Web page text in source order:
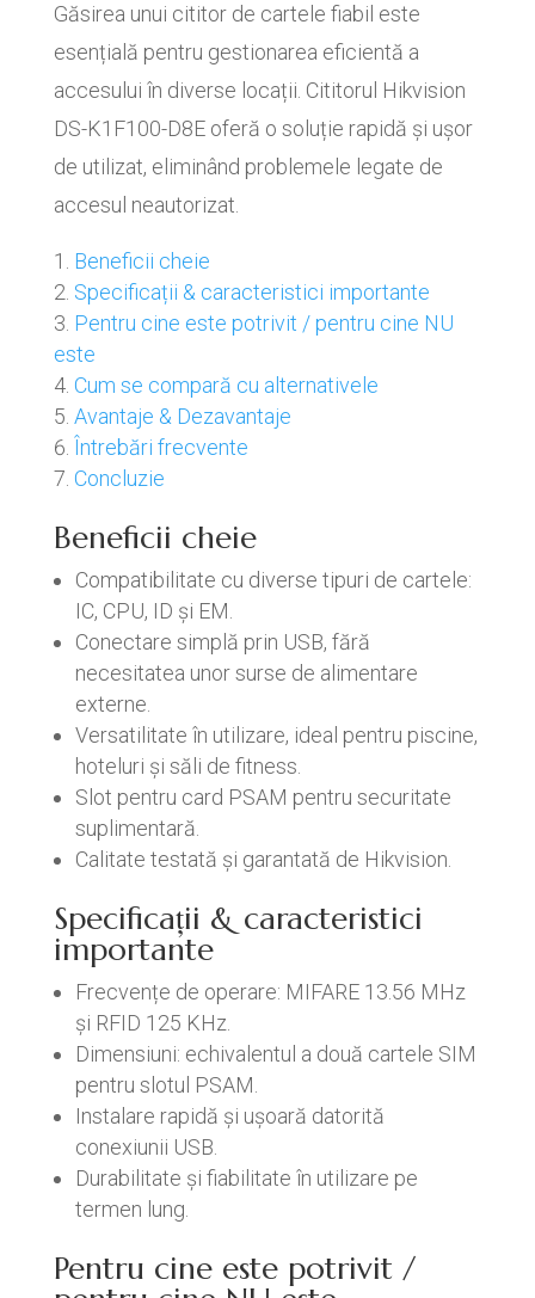
Găsirea unui cititor de cartele fiabil este
esențială pentru gestionarea eficientă a
accesului în diverse locații. Cititorul Hikvision
DS-K1F100-D8E oferă o soluție rapidă și ușor
de utilizat, eliminând problemele legate de
accesul neautorizat.
Beneficii cheie
Specificații & caracteristici importante
Pentru cine este potrivit / pentru cine NU
este
Cum se compară cu alternativele
Avantaje & Dezavantaje
Întrebări frecvente
Concluzie
Beneficii cheie
Compatibilitate cu diverse tipuri de cartele:
IC, CPU, ID și EM.
Conectare simplă prin USB, fără
necesitatea unor surse de alimentare
externe.
Versatilitate în utilizare, ideal pentru piscine,
hoteluri și săli de fitness.
Slot pentru card PSAM pentru securitate
suplimentară.
Calitate testată și garantată de Hikvision.
Specificații & caracteristici
importante
Frecvențe de operare: MIFARE 13.56 MHz
și RFID 125 KHz.
Dimensiuni: echivalentul a două cartele SIM
pentru slotul PSAM.
Instalare rapidă și ușoară datorită
conexiunii USB.
Durabilitate și fiabilitate în utilizare pe
termen lung.
Pentru cine este potrivit /